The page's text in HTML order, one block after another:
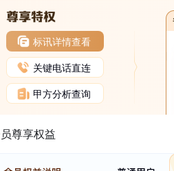
标讯详情查看
关键电话直连
甲方分析查询
尊享权益